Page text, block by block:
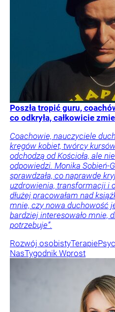
Poszła tropić guru,
co odkryła, całkowicie
Coachowie, nauczyciele
kręgów kobiet, twórcy
odchodzą od Kościoła, ale
odpowiedzi. Monika Sobień-
sprawdzała, co naprawdę
uzdrowienia, transformacji i
dłużej pracowałam nad
mnie, czy nowa duchowość
bardziej interesowało mnie,
potrzebuje”.
Rozwój osobistyTerapie
NasTygodnik Wprost